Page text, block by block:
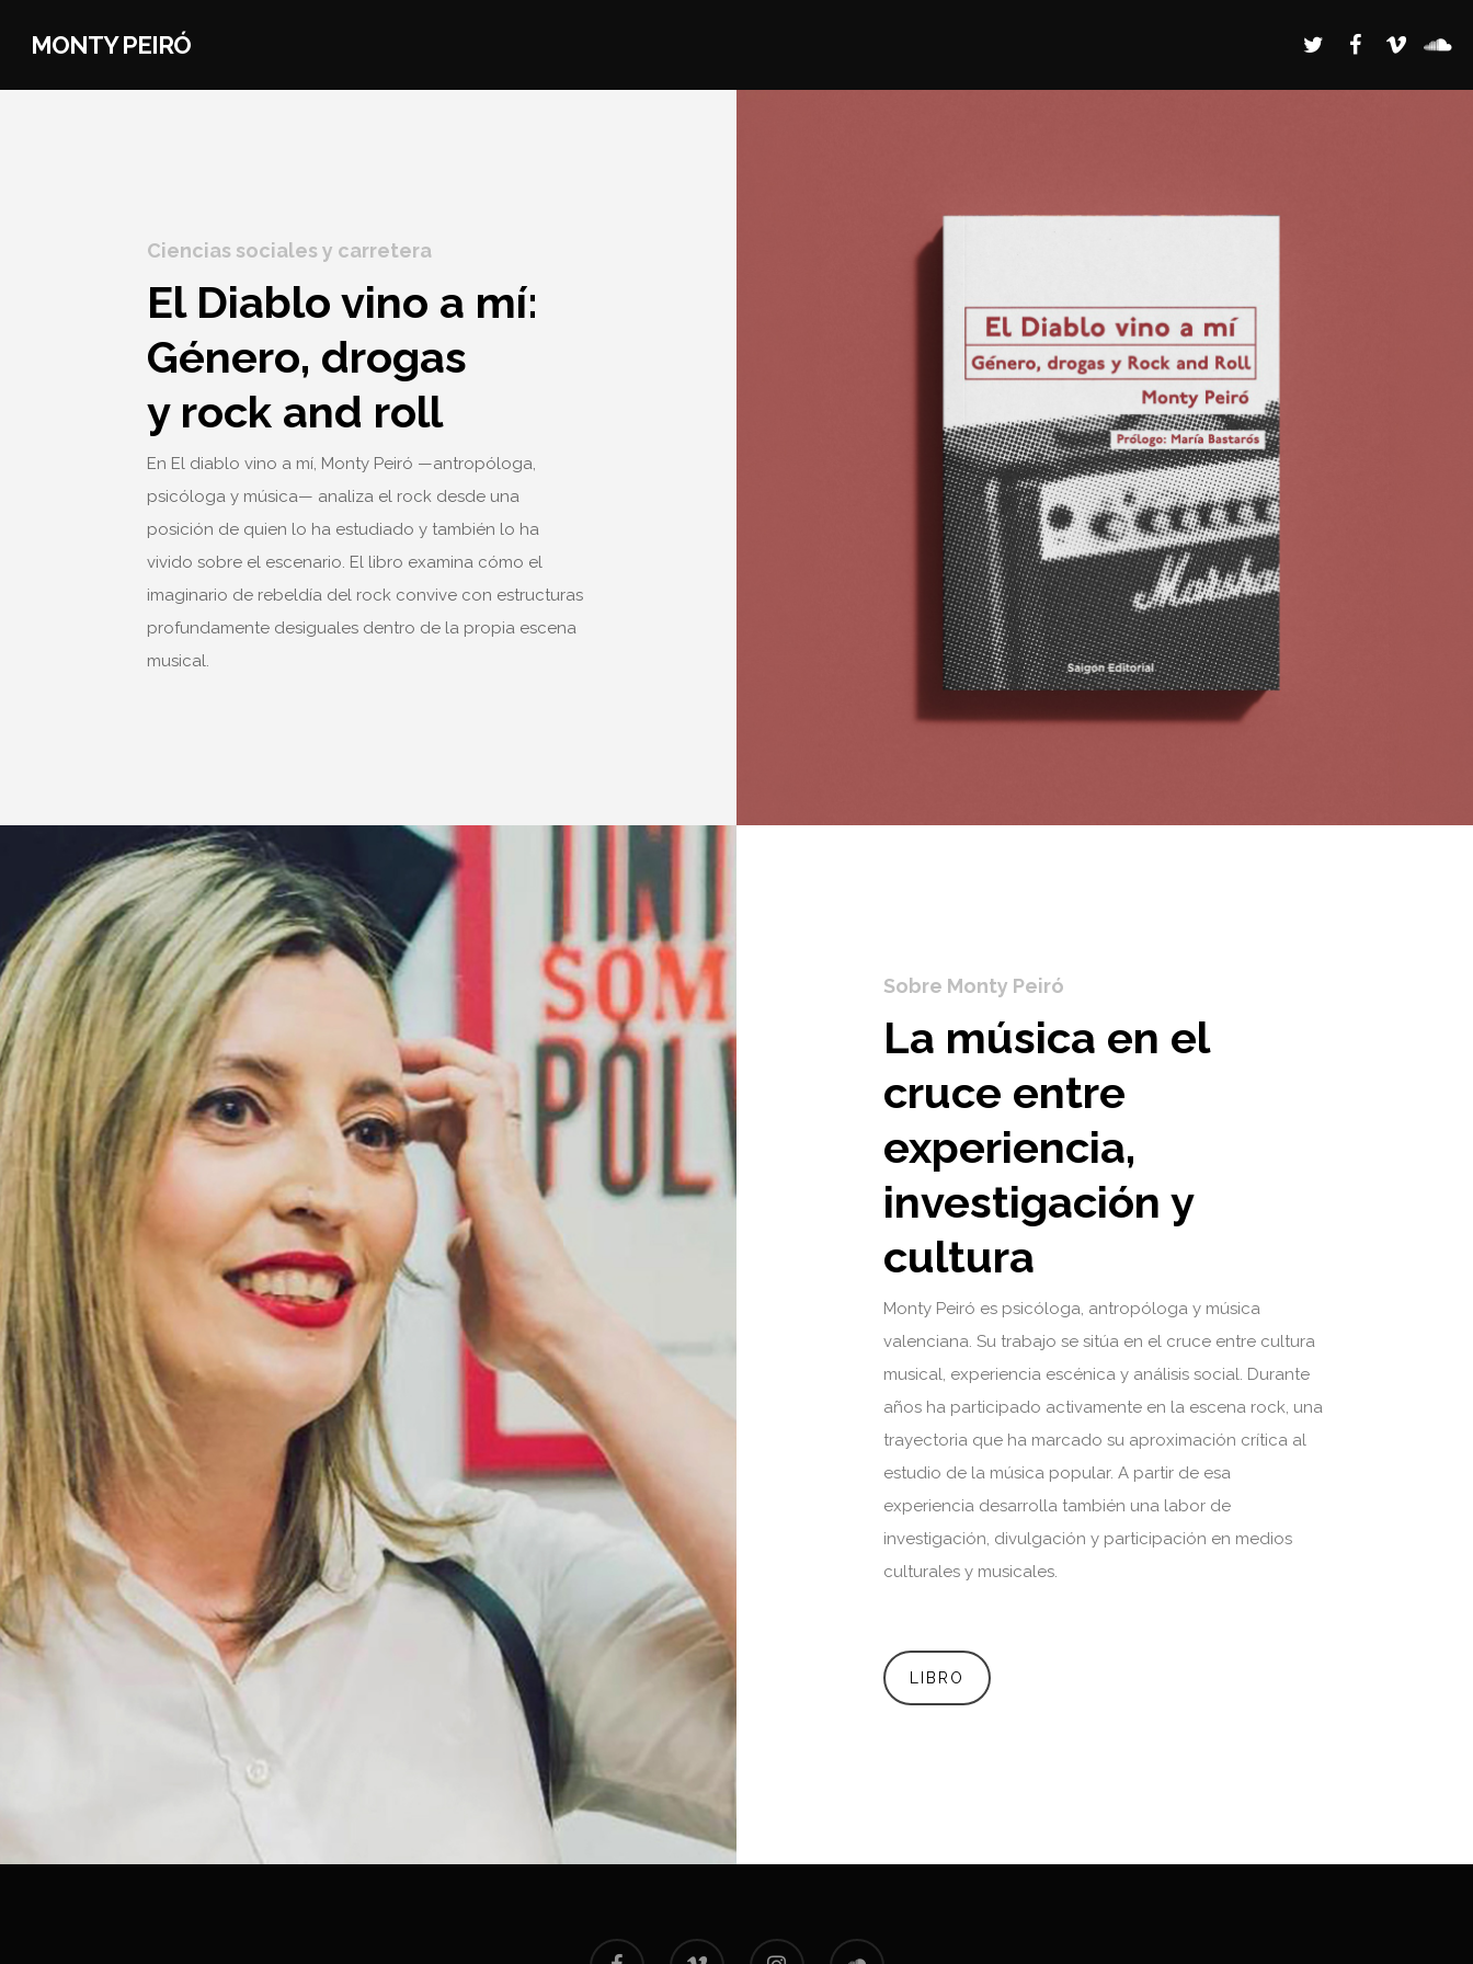
MONTY PEIRÓ
Ciencias sociales y carretera
El Diablo vino a mí:
Género, drogas
y rock and roll
En El diablo vino a mí, Monty Peiró —antropóloga,
psicóloga y música— analiza el rock desde una
posición de quien lo ha estudiado y también lo ha
vivido sobre el escenario. El libro examina cómo el
imaginario de rebeldía del rock convive con estructuras
profundamente desiguales dentro de la propia escena
musical.
Sobre Monty Peiró
La música en el
cruce entre
experiencia,
investigación y
cultura
Monty Peiró es psicóloga, antropóloga y música
valenciana. Su trabajo se sitúa en el cruce entre cultura
musical, experiencia escénica y análisis social. Durante
años ha participado activamente en la escena rock, una
trayectoria que ha marcado su aproximación crítica al
estudio de la música popular. A partir de esa
experiencia desarrolla también una labor de
investigación, divulgación y participación en medios
culturales y musicales.
LIBRO